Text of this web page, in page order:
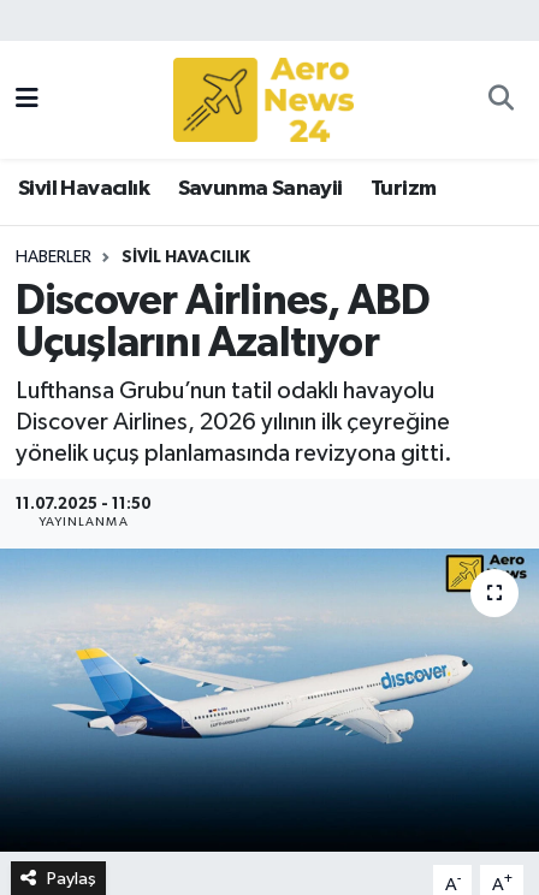
Sivil Havacılık Savunma Sanayii Turizm
HABERLER SIVIL HAVACILIK
Discover Airlines, ABD
Uçuşlarını Azaltıyor
Lufthansa Grubu’nun tatil odaklı havayolu
Discover Airlines, 2026 yılının ilk çeyreğine
yönelik uçuş planlamasında revizyona gitti.
11.07.2025 - 11:50
YAYINLANMA
Paylaş A- A+